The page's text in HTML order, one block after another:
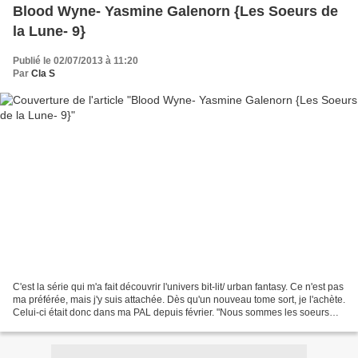
Blood Wyne- Yasmine Galenorn {Les Soeurs de
la Lune- 9}
Publié le 02/07/2013 à 11:20
Par Cla S
C'est la série qui m'a fait découvrir l'univers bit-lit/ urban fantasy. Ce n'est pas
ma préférée, mais j'y suis attachée. Dès qu'un nouveau tome sort, je l'achète.
Celui-ci était donc dans ma PAL depuis février. "Nous sommes les soeurs